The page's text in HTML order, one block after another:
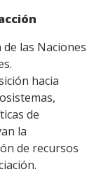
las Naciones
hacia
de
la
de recursos